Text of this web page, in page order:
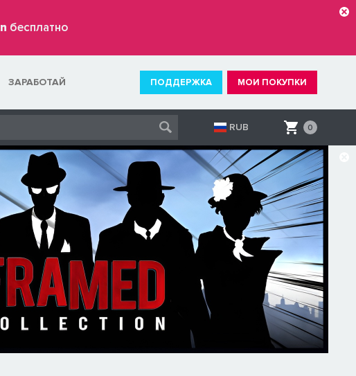
бесплатно
ЗАРАБОТАЙ ПОДДЕРЖКА МОИ ПОКУПКИ
RUB 0